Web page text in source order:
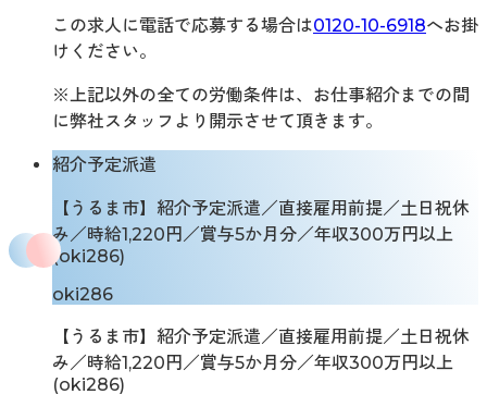
この求人に電話で応募する場合は0120-10-6918へお掛
けください。
※上記以外の全ての労働条件は、お仕事紹介までの間
に弊社スタッフより開示させて頂きます。
紹介予定派遣
【うるま市】紹介予定派遣／直接雇用前提／土日祝休
み／時給1,220円／賞与5か月分／年収300万円以上
(oki286)
oki286
【うるま市】紹介予定派遣／直接雇用前提／土日祝休
み／時給1,220円／賞与5か月分／年収300万円以上
(oki286)